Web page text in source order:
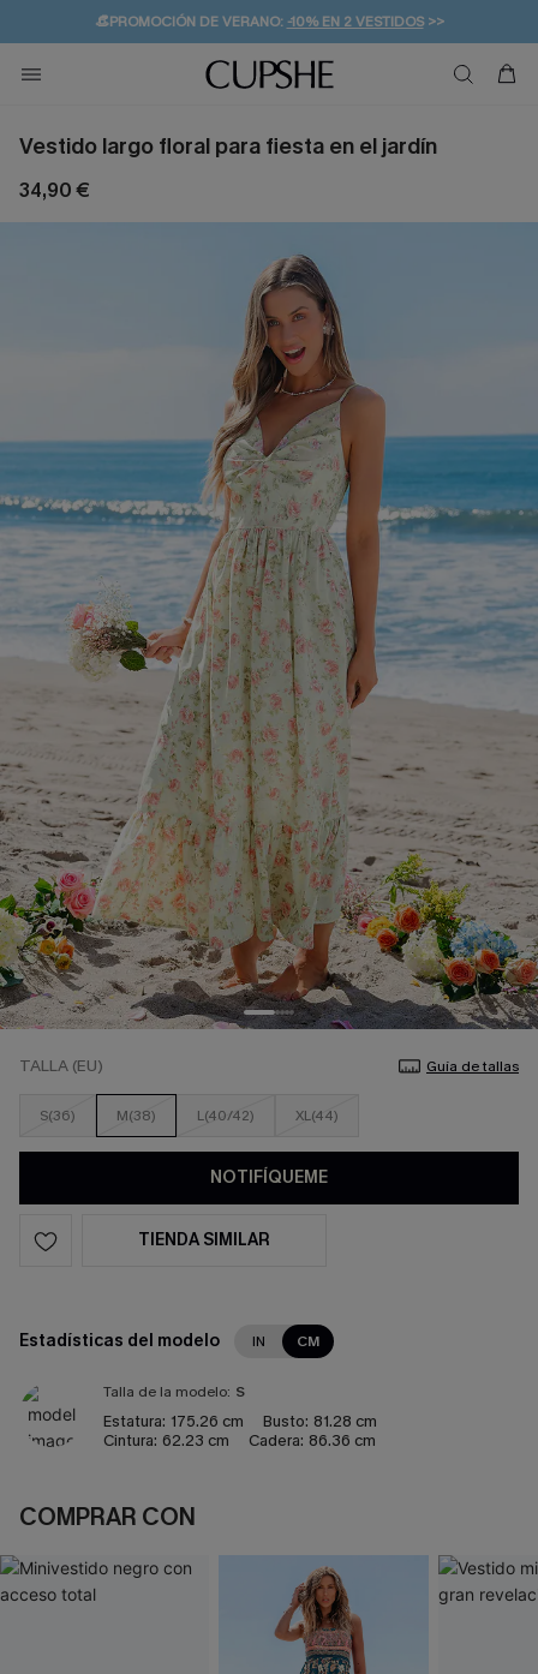
👒PROMOCIÓN DE VERANO:-10% EN 2 VESTIDOS>>
💌¡SUSCRIBIRSE & GANAR -10% EXTRA!
🚚ENVÍO GRATUITO A PARTIR DE 49 € >>
Vestido largo floral para fiesta en el jardín
34,90 €
TALLA (EU) Guía de tallas
S(36) M(38) L(40/42) XL(44)
NOTIFÍQUEME
TIENDA SIMILAR
Estadísticas del modelo IN CM
Talla de la modelo: S
Estatura: 175.26 cm Busto: 81.28 cm
Cintura: 62.23 cm Cadera: 86.36 cm
COMPRAR CON